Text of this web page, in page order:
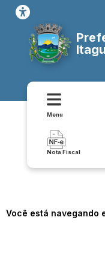
Menu
Nota Fiscal
Você está navegando